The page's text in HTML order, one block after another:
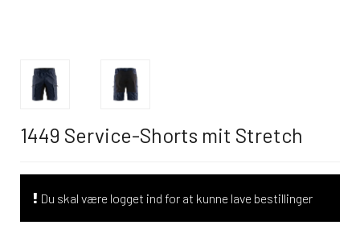
1449 Service-Shorts mit Stretch
Du skal være logget ind for at kunne lave bestillinger